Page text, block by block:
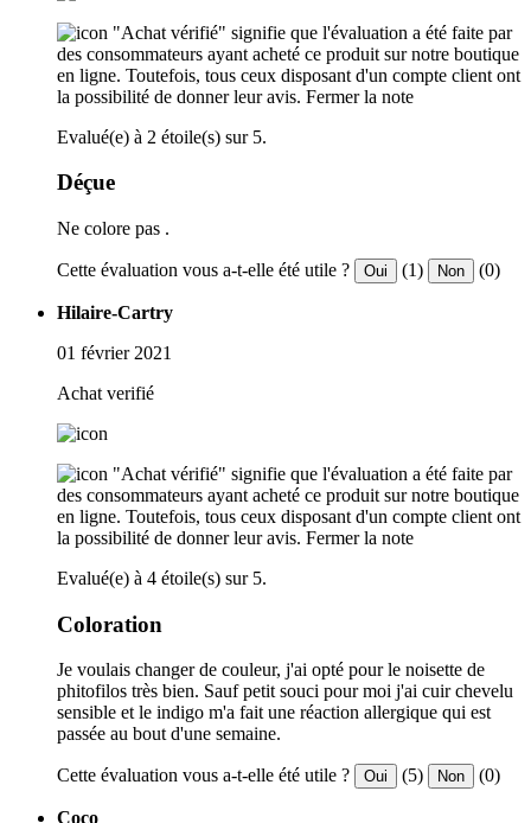
"Achat vérifié" signifie que l'évaluation a été faite par
des consommateurs ayant acheté ce produit sur notre boutique
en ligne. Toutefois, tous ceux disposant d'un compte client ont
la possibilité de donner leur avis. Fermer la note
Evalué(e) à 2 étoile(s) sur 5.
Déçue
Ne colore pas .
Cette évaluation vous a-t-elle été utile ? Oui (1) Non (0)
Hilaire-Cartry
01 février 2021
Achat verifié
"Achat vérifié" signifie que l'évaluation a été faite par
des consommateurs ayant acheté ce produit sur notre boutique
en ligne. Toutefois, tous ceux disposant d'un compte client ont
la possibilité de donner leur avis. Fermer la note
Evalué(e) à 4 étoile(s) sur 5.
Coloration
Je voulais changer de couleur, j'ai opté pour le noisette de
phitofilos très bien. Sauf petit souci pour moi j'ai cuir chevelu
sensible et le indigo m'a fait une réaction allergique qui est
passée au bout d'une semaine.
Cette évaluation vous a-t-elle été utile ? Oui (5) Non (0)
Coco